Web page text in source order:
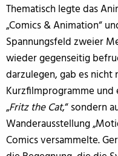
Thematisch legte das
„Comics & Animation“
Spannungsfeld zweier
wieder gegenseitig
darzulegen, gab es nicht
Kurzfilmprogramme und
„Fritz the Cat,“ sondern
Wanderausstellung
Comics versammelte.